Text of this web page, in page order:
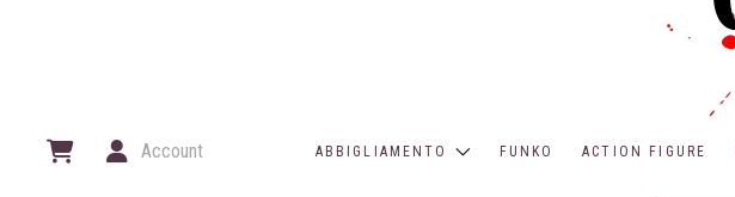
Account ABBIGLIAMENTO FUNKO ACTION FIGURE